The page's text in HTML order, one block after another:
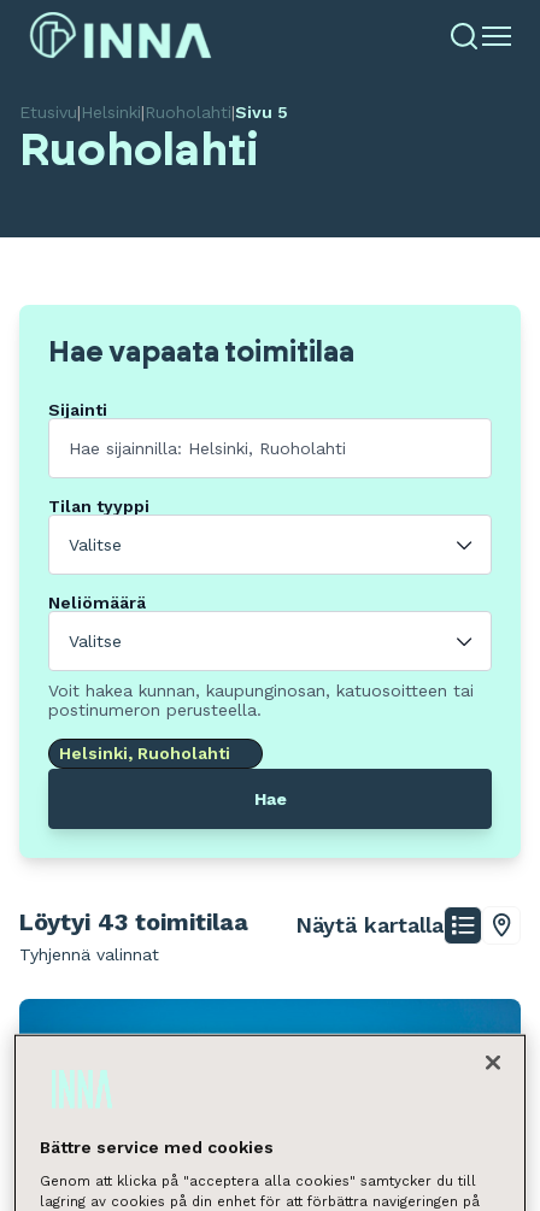
Etusivu|Helsinki|Ruoholahti|Sivu 5
Ruoholahti
Hae vapaata toimitilaa
Sijainti
Tilan tyyppi
Valitse
Neliömäärä
Valitse
Voit hakea kunnan, kaupunginosan, katuosoitteen tai
postinumeron perusteella.
Helsinki, Ruoholahti
Hae
Löytyi 43 toimitilaa
Tyhjennä valinnat
Näytä kartalla
Bättre service med cookies
Genom att klicka på "acceptera alla cookies" samtycker du till
lagring av cookies på din enhet för att förbättra navigeringen på